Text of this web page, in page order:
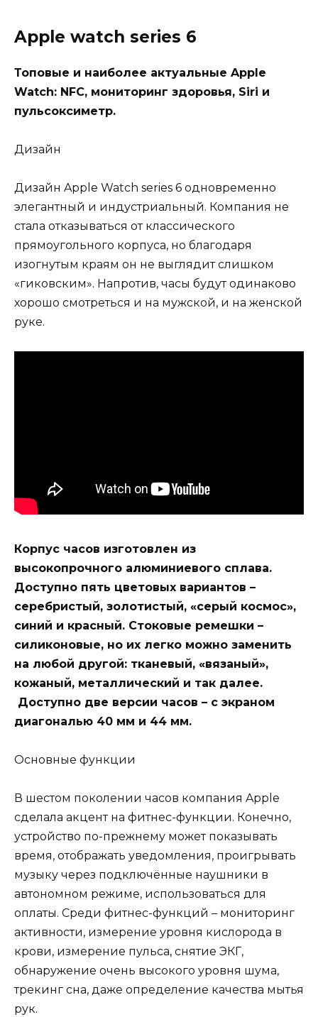
Apple watch series 6
Топовые и наиболее актуальные Apple
Watch: NFC, мониторинг здоровья, Siri и
пульсоксиметр.
Дизайн
Дизайн Apple Watch series 6 одновременно
элегантный и индустриальный. Компания не
стала отказываться от классического
прямоугольного корпуса, но благодаря
изогнутым краям он не выглядит слишком
«гиковским». Напротив, часы будут одинаково
хорошо смотреться и на мужской, и на женской
руке.
Корпус часов изготовлен из
высокопрочного алюминиевого сплава.
Доступно пять цветовых вариантов –
серебристый, золотистый, «серый космос»,
синий и красный. Стоковые ремешки –
силиконовые, но их легко можно заменить
на любой другой: тканевый, «вязаный»,
кожаный, металлический и так далее.
Доступно две версии часов – с экраном
диагональю 40 мм и 44 мм.
Основные функции
В шестом поколении часов компания Apple
сделала акцент на фитнес-функции. Конечно,
устройство по-прежнему может показывать
время, отображать уведомления, проигрывать
музыку через подключённые наушники в
автономном режиме, использоваться для
оплаты. Среди фитнес-функций – мониторинг
активности, измерение уровня кислорода в
крови, измерение пульса, снятие ЭКГ,
обнаружение очень высокого уровня шума,
трекинг сна, даже определение качества мытья
рук.